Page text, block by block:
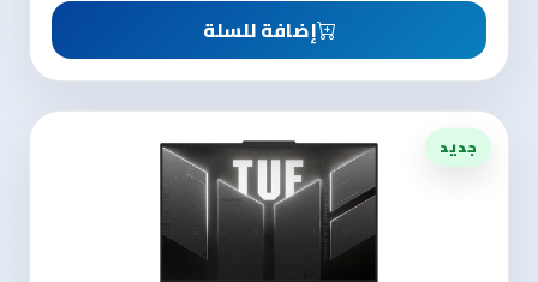
إضافة للسلة
جديد